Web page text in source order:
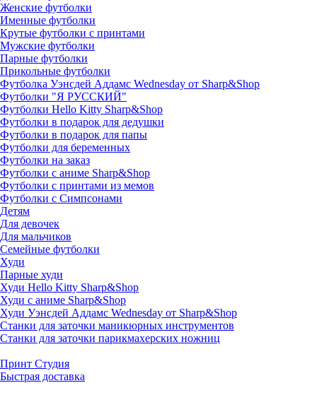
Женские футболки
Именные футболки
Крутые футболки с принтами
Мужские футболки
Парные футболки
Прикольные футболки
Футболка Уэнсдей Аддамс Wednesday от Sharp&Shop
Футболки "Я РУССКИЙ"
Футболки Hello Kitty Sharp&Shop
Футболки в подарок для дедушки
Футболки в подарок для папы
Футболки для беременных
Футболки на заказ
Футболки с аниме Sharp&Shop
Футболки с принтами из мемов
Футболки с Симпсонами
Детям
Для девочек
Для мальчиков
Семейные футболки
Худи
Парные худи
Худи Hello Kitty Sharp&Shop
Худи с аниме Sharp&Shop
Худи Уэнсдей Аддамс Wednesday от Sharp&Shop
Станки для заточки маникюрных инструментов
Станки для заточки парикмахерских ножниц
Принт Студия
Быстрая доставка